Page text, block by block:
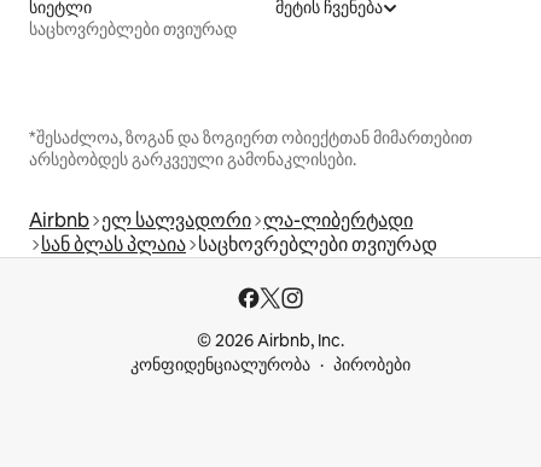
სიეტლი
საცხოვრებლები თვიურად
მეტის ჩვენება
*შესაძლოა, ზოგან და ზოგიერთ ობიექტთან მიმართებით
არსებობდეს გარკვეული გამონაკლისები.
Airbnb ელ სალვადორი ლა-ლიბერტადი
სან ბლას პლაია საცხოვრებლები თვიურად
© 2026 Airbnb, Inc.
კონფიდენციალურობა
პირობები